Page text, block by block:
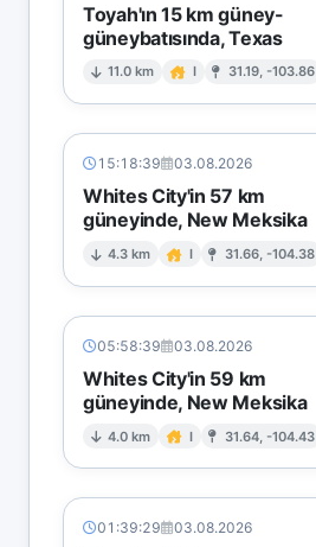
Toyah'ın 15 km güney-
güneybatısında, Texas
11.0 km I 31.19, -103.86
15:18:39 03.08.2026
Whites City'in 57 km
güneyinde, New Meksika
4.3 km I 31.66, -104.38
05:58:39 03.08.2026
Whites City'in 59 km
güneyinde, New Meksika
4.0 km I 31.64, -104.43
01:39:29 03.08.2026